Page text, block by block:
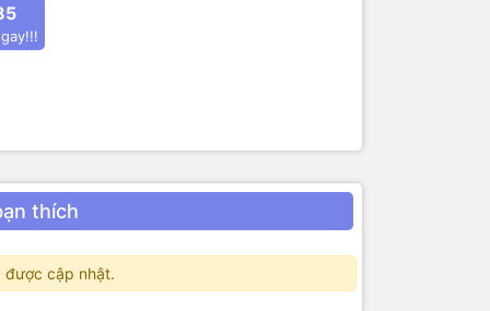
thích
được cập nhật.
sử
trộm.